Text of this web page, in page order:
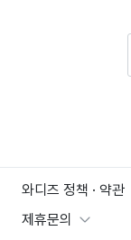
와디즈 정책 · 약관
제휴문의